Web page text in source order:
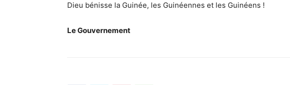
Dieu bénisse la Guinée, les Guinéennes et les Guinéens !
Le Gouvernement